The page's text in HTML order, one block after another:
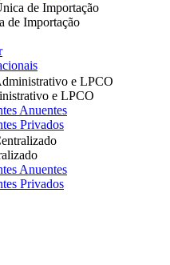
de Importação
de Importação
e LPCO
e LPCO
Anuentes
Privados
Anuentes
Privados